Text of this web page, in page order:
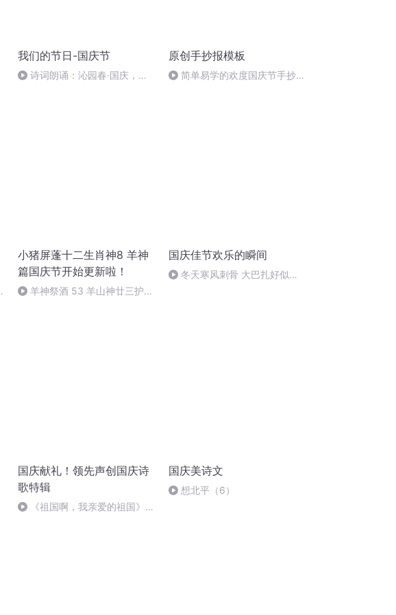
我们的节日-国庆节
诗词朗诵：沁园春·国庆，朗
原创手抄报模板
简单易学的欢度国庆节手抄报
小猪屏蓬十二生肖神8 羊神
篇国庆节开始更新啦！
羊神祭酒 53 羊山神廿三护祭
国庆佳节欢乐的瞬间
冬天寒风刺骨 大巴扎好似温
国庆献礼！领先声创国庆诗
歌特辑
《祖国啊，我亲爱的祖国》温
国庆美诗文
想北平（6）